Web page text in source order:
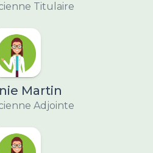
Titulaire
Martin
Adjointe